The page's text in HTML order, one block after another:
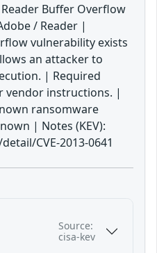
Buffer Overflow
/ Reader |
vulnerability exists
an attacker to
| Required
vendor instructions. |
ransomware
| Notes (KEV):
CVE-2013-0641
Source:
cisa-kev